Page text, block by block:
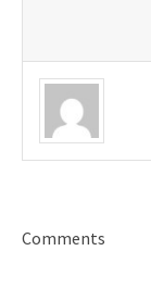
Comments